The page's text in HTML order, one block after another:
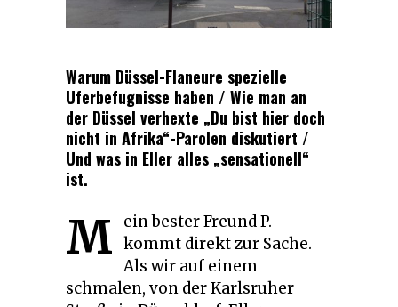
Warum Düssel-Flaneure spezielle
Uferbefugnisse haben / Wie man an
der Düssel verhexte „Du bist hier doch
nicht in Afrika“-Parolen diskutiert /
Und was in Eller alles „sensationell“
ist.
M
ein bester Freund P.
kommt direkt zur Sache.
Als wir auf einem
schmalen, von der Karlsruher